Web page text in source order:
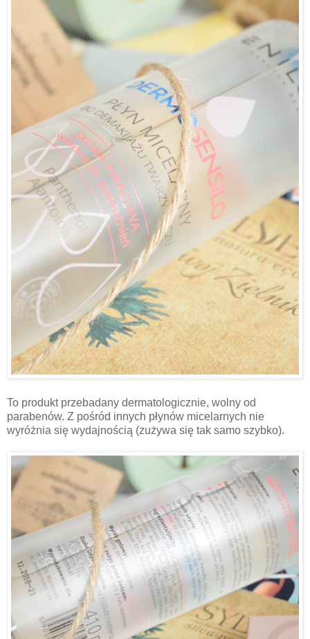
To produkt przebadany dermatologicznie, wolny od
parabenów. Z pośród innych płynów micelarnych nie
wyróżnia się wydajnością (zużywa się tak samo szybko).